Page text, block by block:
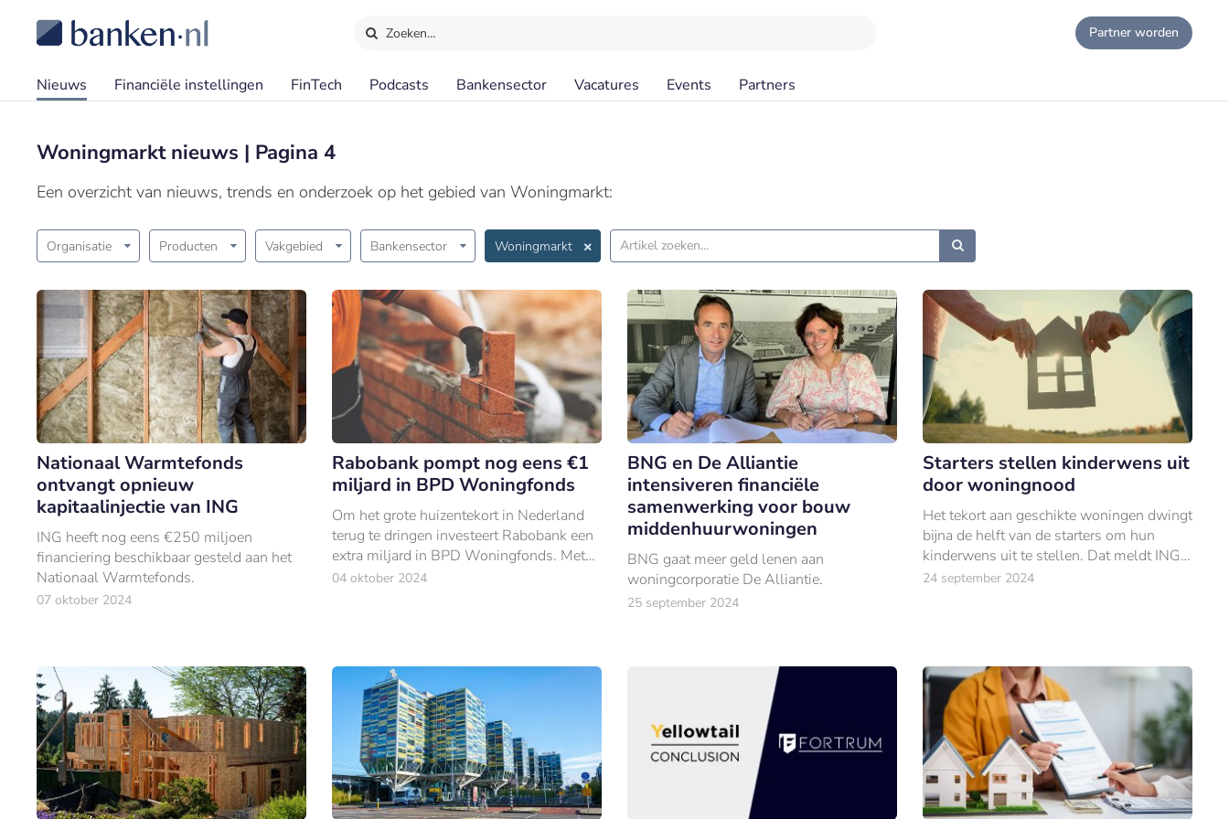
Zoeken… Partner worden
Nieuws Financiële instellingen FinTech Podcasts Bankensector Vacatures Events Partners
Woningmarkt nieuws | Pagina 4
Een overzicht van nieuws, trends en onderzoek op het gebied van Woningmarkt:
Organisatie Producten Vakgebied Bankensector Woningmarkt
Nationaal Warmtefonds
ontvangt opnieuw
kapitaalinjectie van ING
ING heeft nog eens €250 miljoen
financiering beschikbaar gesteld aan het
Nationaal Warmtefonds.
07 oktober 2024
Rabobank pompt nog eens €1
miljard in BPD Woningfonds
Om het grote huizentekort in Nederland
terug te dringen investeert Rabobank een
extra miljard in BPD Woningfonds. Met
het fonds willen de bank en de
04 oktober 2024
BNG en De Alliantie
intensiveren financiële
samenwerking voor bouw
middenhuurwoningen
BNG gaat meer geld lenen aan
woningcorporatie De Alliantie.
25 september 2024
Starters stellen kinderwens uit
door woningnood
Het tekort aan geschikte woningen dwingt
bijna de helft van de starters om hun
kinderwens uit te stellen. Dat meldt ING
in zijn Woonbericht over het derde
24 september 2024